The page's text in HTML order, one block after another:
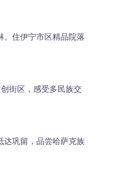
。住伊宁市区精品院落
街区，感受多民族交
达巩留，品尝哈萨克族